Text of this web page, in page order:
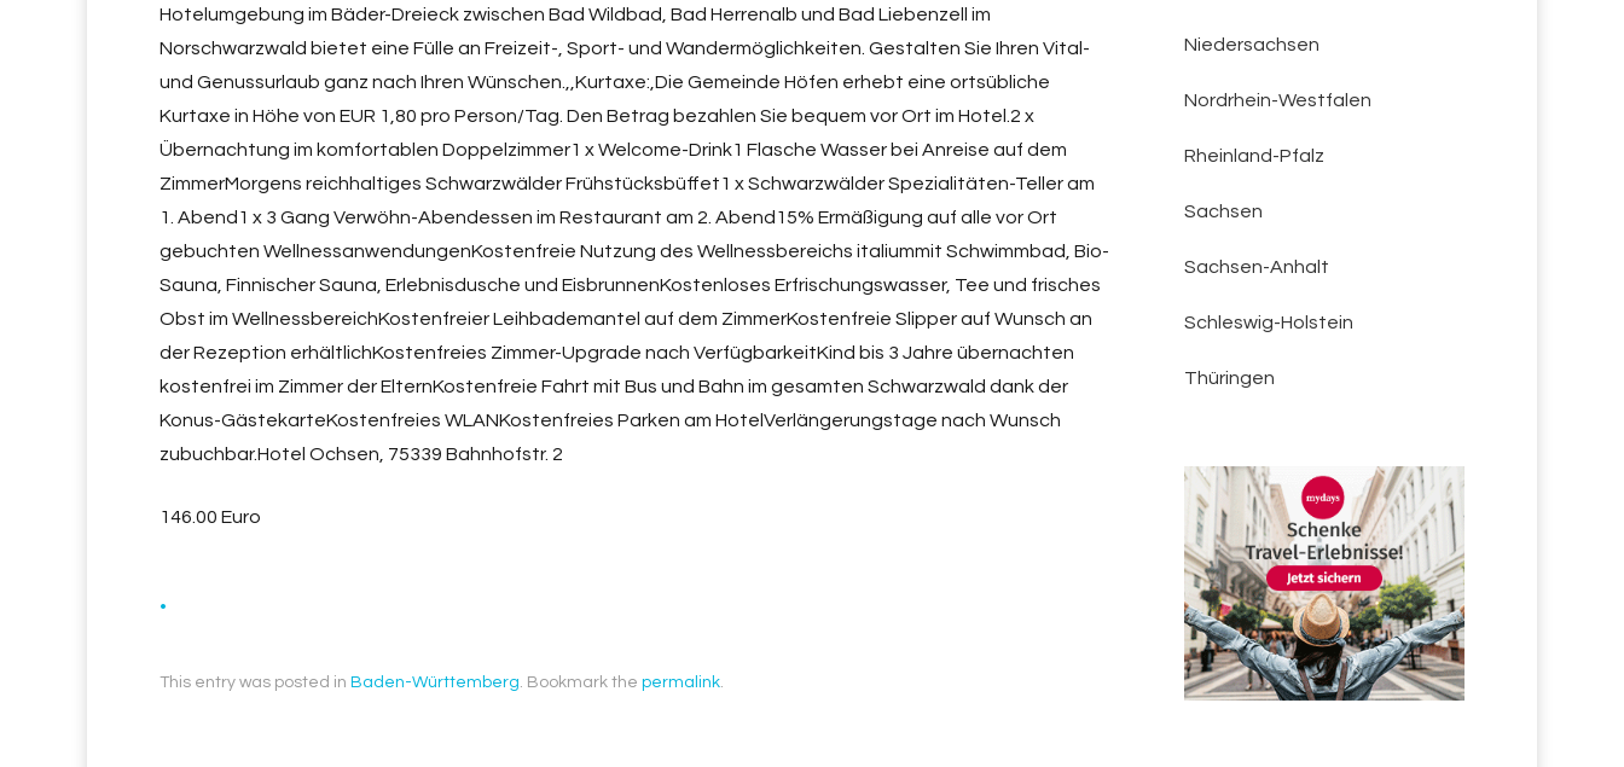
Hotelumgebung im Bäder-Dreieck zwischen Bad Wildbad, Bad Herrenalb und Bad Liebenzell im
Norschwarzwald bietet eine Fülle an Freizeit-, Sport- und Wandermöglichkeiten. Gestalten Sie Ihren Vital-
und Genussurlaub ganz nach Ihren Wünschen.,,Kurtaxe:,Die Gemeinde Höfen erhebt eine ortsübliche
Kurtaxe in Höhe von EUR 1,80 pro Person/Tag. Den Betrag bezahlen Sie bequem vor Ort im Hotel.2 x
Übernachtung im komfortablen Doppelzimmer1 x Welcome-Drink1 Flasche Wasser bei Anreise auf dem
ZimmerMorgens reichhaltiges Schwarzwälder Frühstücksbüffet1 x Schwarzwälder Spezialitäten-Teller am
1. Abend1 x 3 Gang Verwöhn-Abendessen im Restaurant am 2. Abend15% Ermäßigung auf alle vor Ort
gebuchten WellnessanwendungenKostenfreie Nutzung des Wellnessbereichs italiummit Schwimmbad, Bio-
Sauna, Finnischer Sauna, Erlebnisdusche und EisbrunnenKostenloses Erfrischungswasser, Tee und frisches
Obst im WellnessbereichKostenfreier Leihbademantel auf dem ZimmerKostenfreie Slipper auf Wunsch an
der Rezeption erhältlichKostenfreies Zimmer-Upgrade nach VerfügbarkeitKind bis 3 Jahre übernachten
kostenfrei im Zimmer der ElternKostenfreie Fahrt mit Bus und Bahn im gesamten Schwarzwald dank der
Konus-GästekarteKostenfreies WLANKostenfreies Parken am HotelVerlängerungstage nach Wunsch
zubuchbar.Hotel Ochsen, 75339 Bahnhofstr. 2
146.00 Euro
.
This entry was posted in Baden-Württemberg. Bookmark the permalink.
Niedersachsen
Nordrhein-Westfalen
Rheinland-Pfalz
Sachsen
Sachsen-Anhalt
Schleswig-Holstein
Thüringen